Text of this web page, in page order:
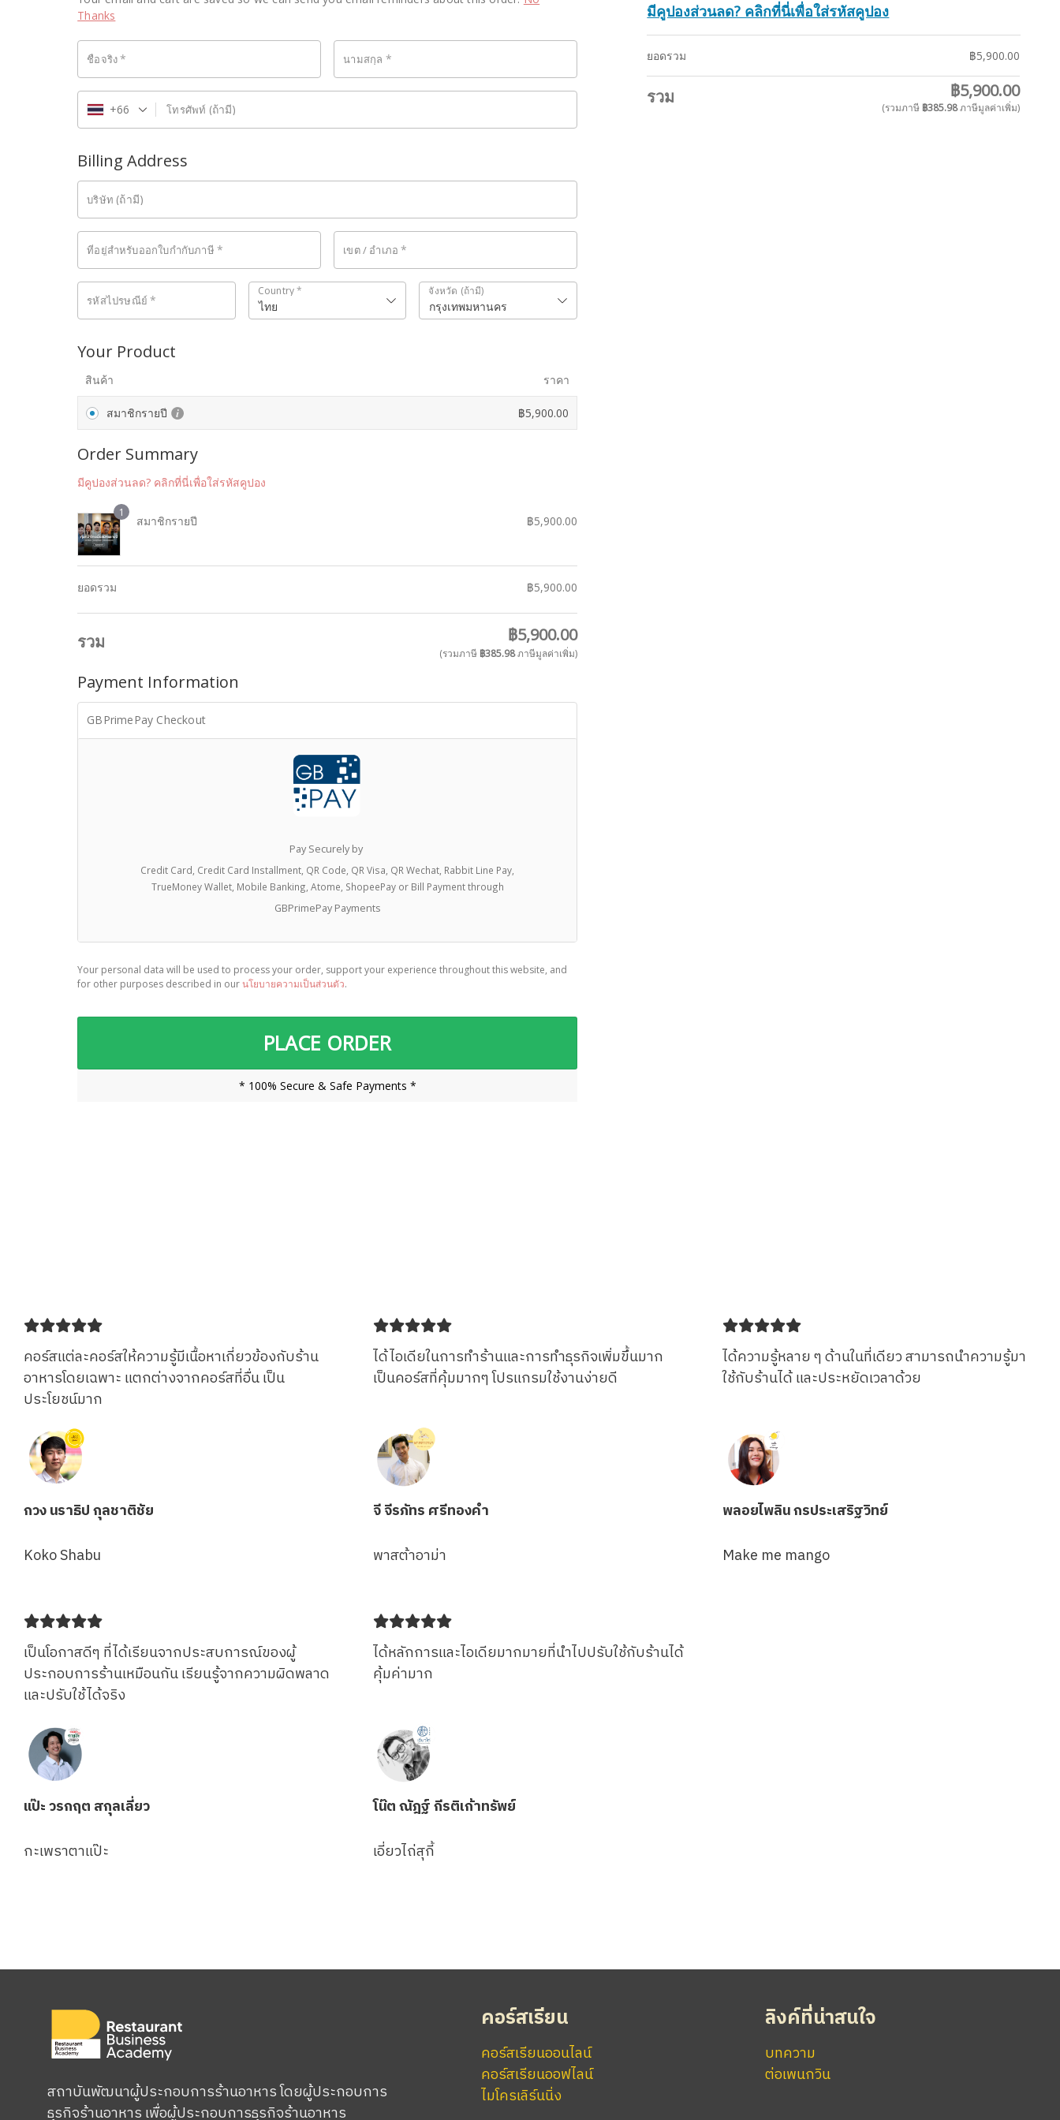
Thanks
ชื่อจริง* นามสกุล *
โทรศัพท์ (ถ้ามี)
+66
Billing Address
บริษัท (ถ้ามี)
ที่อยู่สำหรับออกใบกำกับภาษี * เขต / อำเภอ*
รหัสไปรษณีย์*
Country*
ไทย
จังหวัด (ถ้ามี)
กรุงเทพมหานคร
Your Product
สินค้า ราคา
สมาชิกรายปี ฿5,900.00
Order Summary
มีคูปองส่วนลด? คลิกที่นี่เพื่อใส่รหัสคูปอง
1
สมาชิกรายปี ฿5,900.00
ยอดรวม ฿5,900.00
รวม ฿5,900.00
(รวมภาษี ฿385.98ภาษีมูลค่าเพิ่ม)
Payment Information
GBPrimePay Checkout
Pay Securely by
Credit Card, Credit Card Installment, QR Code, QR Visa, QR Wechat, Rabbit Line Pay,
TrueMoney Wallet, Mobile Banking, Atome, ShopeePay or Bill Payment through
GBPrimePay Payments
Your personal data will be used to process your order, support your experience throughout this website, and
for other purposes described in ourนโยบายความเป็นส่วนตัว.
PLACE ORDER
* 100% Secure & Safe Payments *
มีคูปองส่วนลด? คลิกที่นี่เพื่อใส่รหัสคูปอง
ยอดรวม ฿5,900.00
รวม ฿5,900.00
(รวมภาษี ฿385.98ภาษีมูลค่าเพิ่ม)
คอร์สแต่ละคอร์สให้ความรู้มีเนื้อหาเกี่ยวข้องกับร้าน
อาหารโดยเฉพาะ แตกต่างจากคอร์สที่อื่น เป็น
ประโยชน์มาก
กวง นราธิป กุลชาติชัย
Koko Shabu
ได้ไอเดียในการทำร้านและการทำธุรกิจเพิ่มขึ้นมาก
เป็นคอร์สที่คุ้มมากๆ โปรแกรมใช้งานง่ายดี
จี จีรภัทร ศรีทองคำ
พาสต้าอาม่า
ได้ความรู้หลาย ๆ ด้านในที่เดียว สามารถนำความรู้มา
ใช้กับร้านได้ และประหยัดเวลาด้วย
พลอยไพลิน กรประเสริฐวิทย์
Make me mango
เป็นโอกาสดีๆ ที่ได้เรียนจากประสบการณ์ของผู้
ประกอบการร้านเหมือนกัน เรียนรู้จากความผิดพลาด
และปรับใช้ได้จริง
แป๊ะ วรกฤต​ สกุลเลี่ยว
กะเพราตาแป๊ะ
ได้หลักการและไอเดียมากมายที่นำไปปรับใช้กับร้านได้
คุ้มค่ามาก
โน๊ต ณัฎฐ์ กีรติเก้าทรัพย์
เอี่ยวไถ่สุกี้
สถาบันพัฒนาผู้ประกอบการร้านอาหาร โดยผู้ประกอบการ
ธุรกิจร้านอาหาร เพื่อผู้ประกอบการธุรกิจร้านอาหาร
คอร์สเรียน
คอร์สเรียนออนไลน์
คอร์สเรียนออฟไลน์
ไมโครเลิร์นนิ่ง
ลิงค์ที่น่าสนใจ
บทความ
ต่อเพนกวิน